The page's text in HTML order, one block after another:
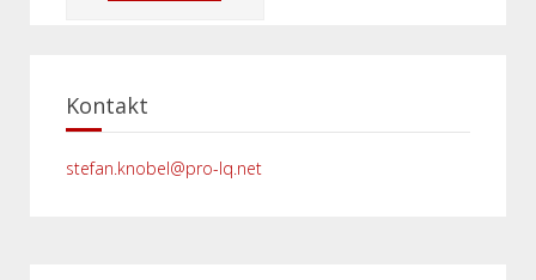
Kontakt
stefan.knobel@pro-lq.net